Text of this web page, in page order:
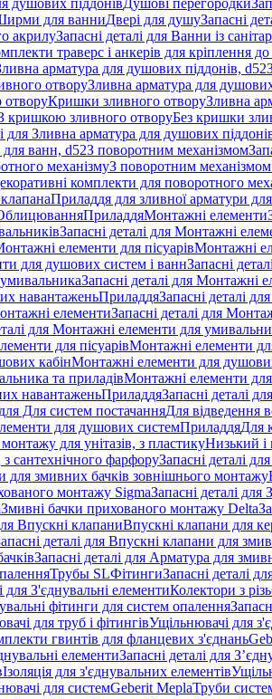
душових піддонівДушові перегородки
для ванниДвері для душуЗапасні
акрилуЗапасні деталі для Ванни із
траверс і анкерів для кріплення до
арматура для душових піддонів, d52
отворуЗливна арматура для
отворуКришки зливного отворуЗливна
З кришкою зливного отворуБез кришки
для Зливна арматура для душових
для ванн, d52З поворотним механізмом
механізмуЗ поворотним механізмом
комплекти для поворотного
Приладдя для зливної арматури
ПриладдяМонтажні елементи
Запасні деталі для Монтажні
елементи для пісуарівМонтажні
для душових систем і ваннЗапасні
Запасні деталі для Монтажні
навантаженьПриладдяЗапасні деталі
елементиЗапасні деталі для
для Монтажні елементи для
для пісуарівМонтажні елементи
кабінМонтажні елементи для
та приладівМонтажні елементи
навантаженьПриладдяЗапасні деталі
Для систем постачанняДля відведення
для душових системПриладдяДля
для унітазів, з пластикуНизький і
сантехнічного фарфоруЗапасні деталі
для змивних бачків зовнішнього монтажу
монтажу SigmaЗапасні деталі
Змивні бачки прихованого монтажу Delta
Впускні клапаниВпускні клапани для
деталі для Впускні клапани для
Запасні деталі для Арматура для
Трубы SLФітингиЗапасні деталі
для З'єднувальні елементиКолектори з
фітинги для систем опалення
для труб і фітингівУщільнювачі для
гвинтів для фланцевих з'єднань
елементиЗапасні деталі для
Ізоляція для з'єднувальних елементів
для системGeberit MeplaТруби